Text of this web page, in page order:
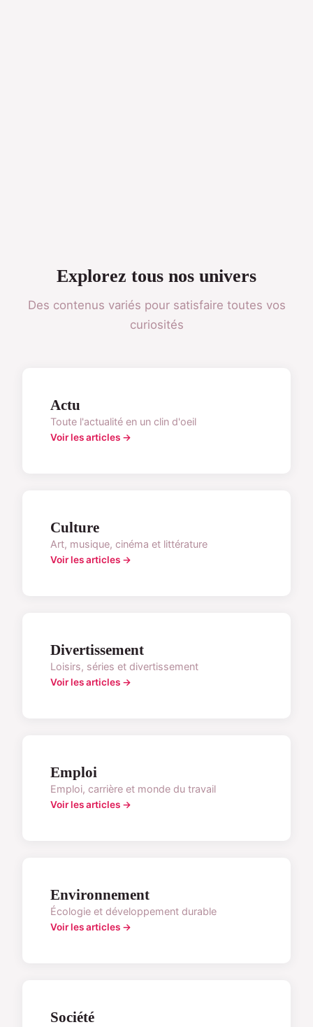
Explorez tous nos univers
Des contenus variés pour satisfaire toutes vos
curiosités
Actu
Toute l'actualité en un clin d'oeil
Voir les articles →
Culture
Art, musique, cinéma et littérature
Voir les articles →
Divertissement
Loisirs, séries et divertissement
Voir les articles →
Emploi
Emploi, carrière et monde du travail
Voir les articles →
Environnement
Écologie et développement durable
Voir les articles →
Société